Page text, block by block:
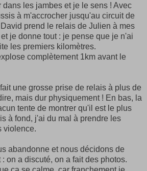
les jambes et je le sens ! Avec
à m'accrocher jusqu'au circuit de
prend le relais de Julien à mes
je donne tout : je pense que je n'ai
les premiers kilomètres.
complètement 1km avant le
une grosse prise de relais à plus de
mais dur physiquement ! En bas, la
tente de montrer qu'il est le plus
à fond, j'ai du mal à prendre les
violence.
abandonne et nous décidons de
on a discuté, on a fait des photos.